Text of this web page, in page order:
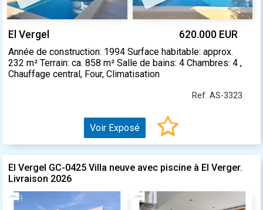
El Vergel 620.000 EUR
Année de construction: 1994 Surface habitable: approx.
232 m² Terrain: ca. 858 m² Salle de bains: 4 Chambres: 4 ,
Chauffage central, Four, Climatisation
Ref. AS-3323
Voir Exposé
El Vergel GC-0425 Villa neuve avec piscine à El Verger.
Livraison 2026